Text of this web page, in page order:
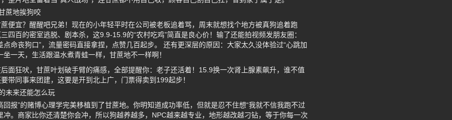
蔗地挨狗咬
便宜？醒醒吧兄弟！现在的小年轻平时在公司被老板追着骂，周末就想找个地方被真狗追着跑
四百的密室逃脱、剧本杀，这9.9-15.9的“农村吃鸡”简直是良心价！输了还能拍视频发朋友圈：
点命丧狗口”，流量密码直接拿捏，点赞几百起步。 还有更深层的原因：大家太久没体验过“心跳加
一天，生活跟温水煮青蛙一样，甘蔗地不一样啊！
面狂吠，甘蔗叶划破手臂的痛感，全部提醒你：老子还活着！15.9换一次肾上腺素飙升，谁不值
带同事来团建，这要是开到北上广，门票得卖到199起步！
未来还能怎么玩
回报”的赌博心理学完美移植到了甘蔗地。你明知道成功率低，但就是忍不住想“我就不信我跑不过
冲。商家比你还清楚你会冲，所以狗越养越多，NPC越来越专业，地形越改越刁钻，等于你每一次